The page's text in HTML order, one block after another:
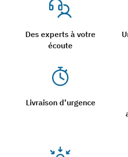
Des experts à votre
écoute
Livraison d’urgence